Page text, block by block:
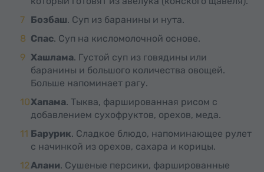
Бозбаш. Суп из баранины и нута.
Спас. Суп на кисломолочной основе.
Хашлама. Густой суп из говядины или
баранины и большого количества овощей.
Больше напоминает рагу.
Хапама. Тыква, фаршированная рисом с
добавлением сухофруктов, орехов, меда.
Барурик. Сладкое блюдо, напоминающее рулет
с начинкой из орехов, сахара и корицы.
Алани. Сушеные персики, фаршированные